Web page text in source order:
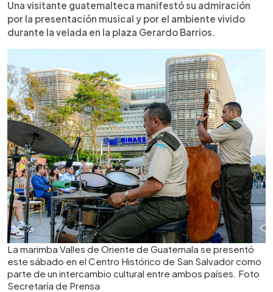
Una visitante guatemalteca manifestó su admiración
por la presentación musical y por el ambiente vivido
durante la velada en la plaza Gerardo Barrios.
La marimba Valles de Oriente de Guatemala se presentó
este sábado en el Centro Histórico de San Salvador como
parte de un intercambio cultural entre ambos países. Foto
Secretaría de Prensa